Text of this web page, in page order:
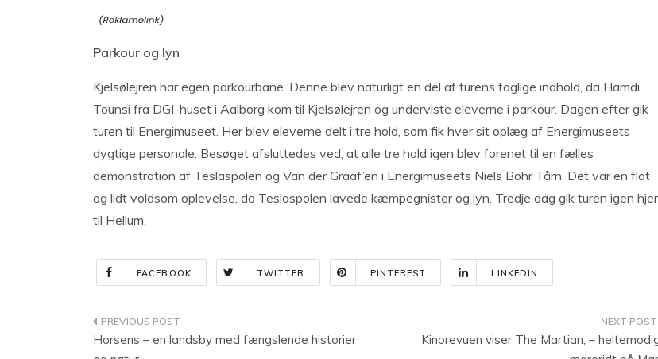
Parkour og lyn
Kjelsølejren har egen parkourbane. Denne blev naturligt en del af turens faglige indhold, da Hamdi
Tounsi fra DGI-huset i Aalborg kom til Kjelsølejren og underviste eleverne i parkour. Dagen efter gik
turen til Energimuseet. Her blev eleverne delt i tre hold, som fik hver sit oplæg af Energimuseets
dygtige personale. Besøget afsluttedes ved, at alle tre hold igen blev forenet til en fælles
demonstration af Teslaspolen og Van der Graaf’en i Energimuseets Niels Bohr Tårn. Det var en flot
og lidt voldsom oplevelse, da Teslaspolen lavede kæmpegnister og lyn. Tredje dag gik turen igen
til Hellum.
FACEBOOK TWITTER PINTEREST LINKEDIN
Indlægsnavigation
Horsens – en landsby med fængslende historier
Kinorevuen viser The Martian, –